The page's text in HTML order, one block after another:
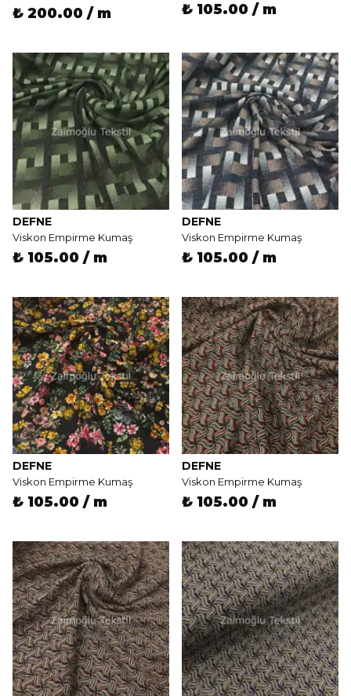
₺ 200.00 / m ₺ 105.00 / m
DEFNE
Viskon Empirme Kumaş
₺ 105.00 / m
DEFNE
Viskon Empirme Kumaş
₺ 105.00 / m
DEFNE
Viskon Empirme Kumaş
₺ 105.00 / m
DEFNE
Viskon Empirme Kumaş
₺ 105.00 / m